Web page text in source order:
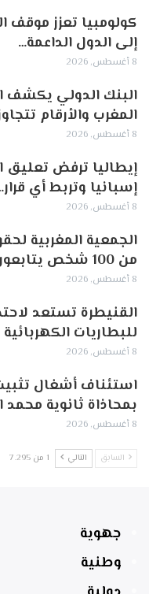
كولومبيا تعزز موقف
إلى الدول الداعمة…
8 أغسطس, 2026
البنك الدولي يكشف
المغرب والأرقام
8 أغسطس, 2026
إيطاليا ترفض
إسبانيا وتربط أي
8 أغسطس, 2026
الجمعية المغربية
من 100 شخص يتابعون…
8 أغسطس, 2026
القنيطرة تستعد
للبطاريات الكهربائية
8 أغسطس, 2026
استئناف أشغال
بمحاذاة ثانوية
8 أغسطس, 2026
السابق التالي 1 من 7٬295
جهوية
وطنية